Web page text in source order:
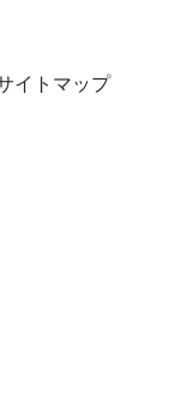
イトマップ